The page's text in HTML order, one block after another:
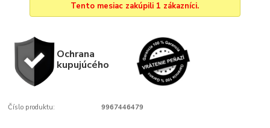
Tento mesiac zakúpili 1 zákazníci.
Ochrana
kupujúcého
Číslo produktu: 9967446479